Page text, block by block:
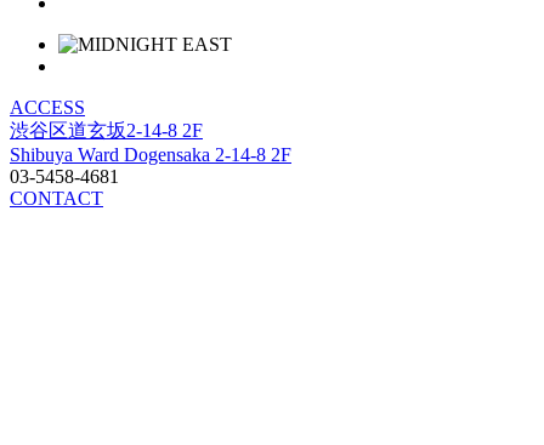
ACCESS
渋谷区道玄坂2-14-8 2F
Shibuya Ward Dogensaka 2-14-8 2F
03-5458-4681
CONTACT